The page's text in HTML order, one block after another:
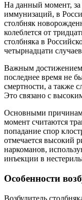
На данный момент, за
иммунизаций, в
столбняк
колеблется от
столбняка в
четырнадцати
Важным достижением
последнее время не
смертности, а также
Это связано с
Основными
момент считаются
попадание спор
отмечается высокий
наркоманов,
инъекции в
Особенности
Возбудитель